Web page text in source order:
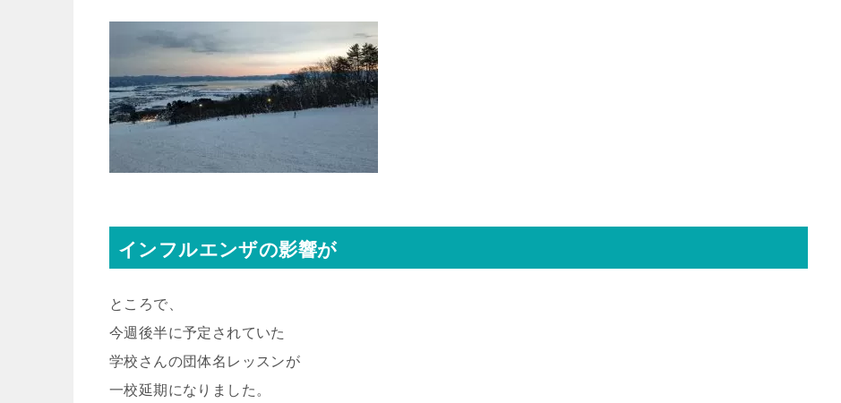
インフルエンザの影響が
ところで、
今週後半に予定されていた
学校さんの団体名レッスンが
一校延期になりました。